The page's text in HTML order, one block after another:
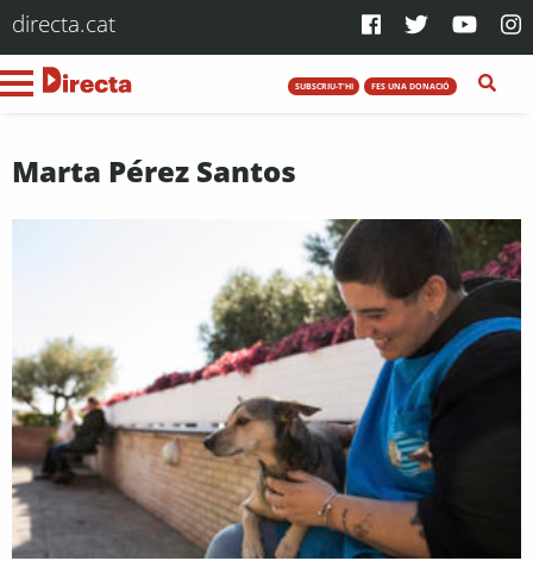
directa.cat
SUBSCRIU-T'HI FES UNA DONACIÓ
Marta Pérez Santos